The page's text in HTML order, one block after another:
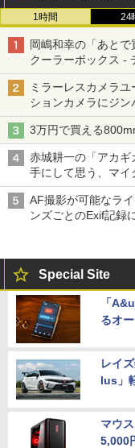
1時間 24
岡嶋和幸の「あと
クーラーボックス -
ミラーレスカメラ
ションカメラにジ
3万円で買える
赤城耕一の「アカ
手にして思う、マ
AF撮影が可能なラ
ンズごとのExif記録
Special Site
「
るオ
レイ
lus」
マウ
5,000